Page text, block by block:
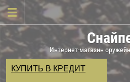
Интернет-магазин
КУПИТЬ В КРЕДИТ